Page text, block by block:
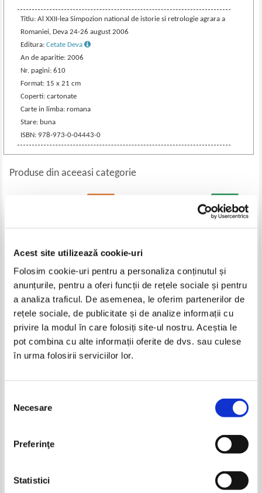
Acest site utilizează cookie-uri
Folosim cookie-uri pentru a personaliza conținutul și
anunțurile, pentru a oferi funcții de rețele sociale și pentru
a analiza traficul. De asemenea, le oferim partenerilor de
rețele sociale, de publicitate și de analize informații cu
privire la modul în care folosiți site-ul nostru. Aceștia le
pot combina cu alte informații oferite de dvs. sau culese
în urma folosirii serviciilor lor.
consimțământului
Necesare
Preferinţe
Statistici
Titlu: Al XXII-lea Simpozion national de istorie si retrologie agrara a
Romaniei, Deva 24-26 august 2006
Editura:Cetate Deva
An de aparitie: 2006
Nr. pagini: 610
Format: 15 x 21 cm
Coperti: cartonate
Carte in limba: romana
Stare: buna
ISBN: 978-973-0-04443-0
Produse din aceeasi categorie
Sorana Georgescu Gorjan - Asa
Pret:70,00Lei 28,00 Lei
Adaugă în coș
Adolf Armbruster - Romanitatea
romanilor. Istoria unei idei
Pret: 23,00 Lei